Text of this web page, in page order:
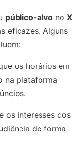
público-alvo no X
eficazes. Alguns
os horários em
na plataforma
os interesses dos
de forma